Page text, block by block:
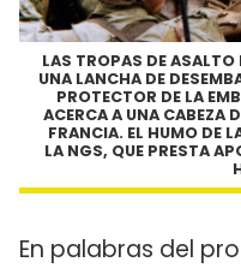
LAS TROPAS DE
UNA LANCHA DE
PROTECTOR DE LA
ACERCA A UNA CABEZA
FRANCIA. EL HUMO DE
LA NGS, QUE PRESTA
En palabras del